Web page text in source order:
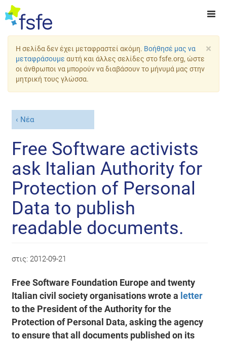
×
Η σελίδα δεν έχει μεταφραστεί ακόμη. Βοήθησέ μας να
μεταφράσουμε αυτή και άλλες σελίδες στο fsfe.org, ώστε
οι άνθρωποι να μπορούν να διαβάσουν το μήνυμά μας στην
μητρική τους γλώσσα.
Νέα
Free Software activists
ask Italian Authority for
Protection of Personal
Data to publish
readable documents.
στις: 2012-09-21
Free Software Foundation Europe and twenty
Italian civil society organisations wrote a letter
to the President of the Authority for the
Protection of Personal Data, asking the agency
to ensure that all documents published on its